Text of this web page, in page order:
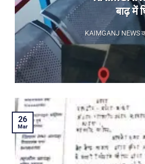
बाढ़ में
KAIMGANJ NEWS
26
Mar